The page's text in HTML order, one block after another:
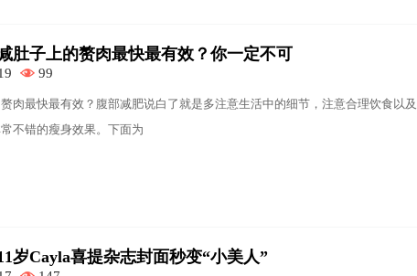
肚子上的赘肉最快最有效？你一定不可
99
肉最快最有效？腹部减肥说白了就是多注意生活中的细节，注意合理饮食以及
不错的瘦身效果。下面为
岁Cayla喜提杂志封面秒变“小美人”